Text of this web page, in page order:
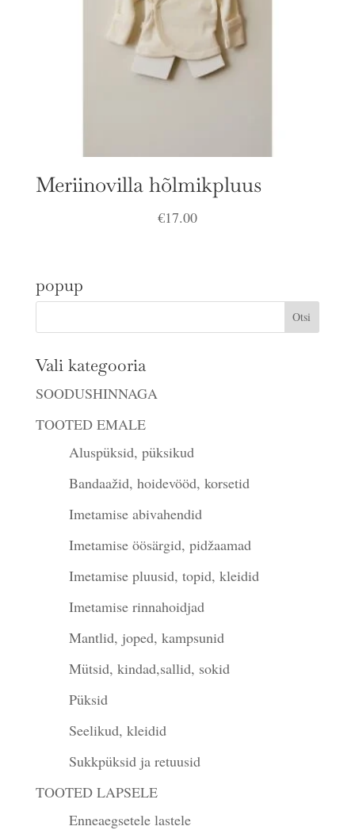
Meriinovilla hõlmikpluus
€17.00
popup
Vali kategooria
SOODUSHINNAGA
TOOTED EMALE
Aluspüksid, püksikud
Bandaažid, hoidevööd, korsetid
Imetamise abivahendid
Imetamise öösärgid, pidžaamad
Imetamise pluusid, topid, kleidid
Imetamise rinnahoidjad
Mantlid, joped, kampsunid
Mütsid, kindad,sallid, sokid
Püksid
Seelikud, kleidid
Sukkpüksid ja retuusid
TOOTED LAPSELE
Enneaegsetele lastele